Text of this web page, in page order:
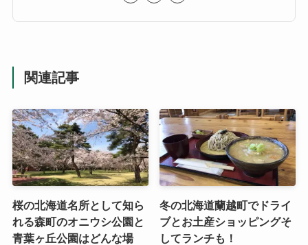
関連記事
桜の北海道名所として知ら
れる森町のオニウシ公園と
青葉ヶ丘公園はどんな場
冬の北海道蘭越町でドライ
ブとお土産ショッピングそ
してランチも！